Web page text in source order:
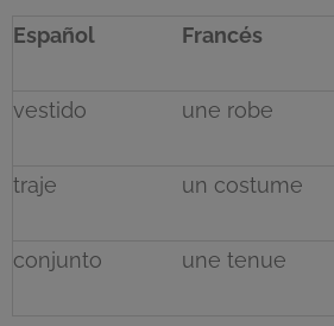
Español Francés
vestido une robe
traje un costume
conjunto une tenue